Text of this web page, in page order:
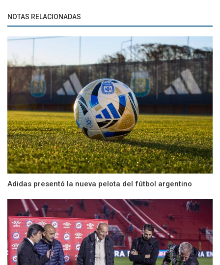
NOTAS RELACIONADAS
Adidas presentó la nueva pelota del fútbol argentino